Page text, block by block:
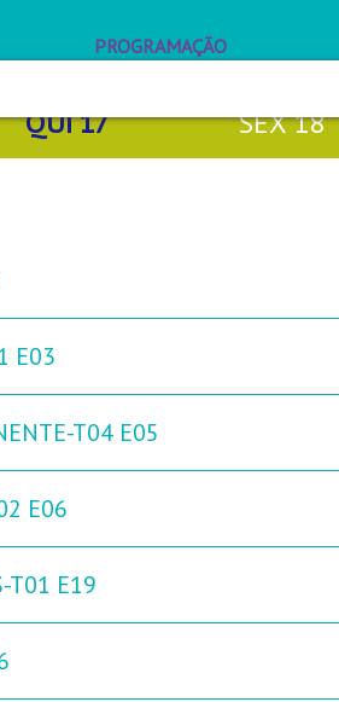
PROGRAMAÇÃO
QUI17 SEX18
E03
T04 E05
E06
T01 E19